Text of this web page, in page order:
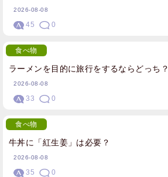
2026-08-08
45 0
ラーメンを目的に旅行をするならどっち？
食べ物
2026-08-08
33 0
牛丼に「紅生姜」は必要？
食べ物
2026-08-08
35 0